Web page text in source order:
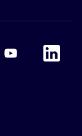
Accor Youtube
Accor